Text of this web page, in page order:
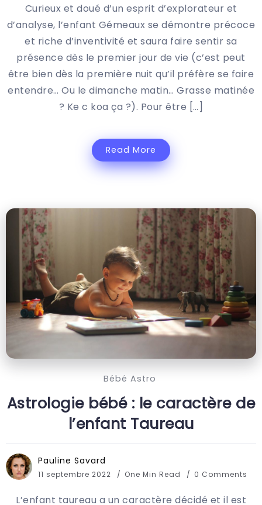
Curieux et doué d’un esprit d’explorateur et
d’analyse, l’enfant Gémeaux se démontre précoce
et riche d’inventivité et saura faire sentir sa
présence dès le premier jour de vie (c’est peut
être bien dès la première nuit qu’il préfère se faire
entendre… Ou le dimanche matin… Grasse matinée
? Ke c koa ça ?). Pour être […]
Read More
Bébé Astro
Astrologie bébé : le caractère de
l’enfant Taureau
Pauline Savard
11 septembre 2022 One Min Read 0 Comments
L’enfant taureau a un caractère décidé et il est